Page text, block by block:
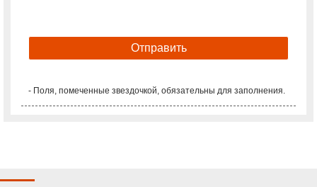
- Поля, помеченные звездочкой, обязательны для заполнения.